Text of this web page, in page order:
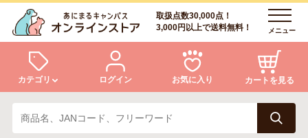
取扱点数30,000点！
3,000円以上で送料無料！
メニュー
カテゴリ
犬 猫
ログイン お気に入り カートを見る